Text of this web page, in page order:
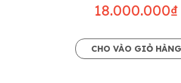
18.000.000₫
CHO VÀO GIỎ HÀNG